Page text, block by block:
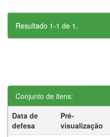
Resultado 1-1 de 1.
Conjunto de itens:
Data de
defesa
Pré-
visualização